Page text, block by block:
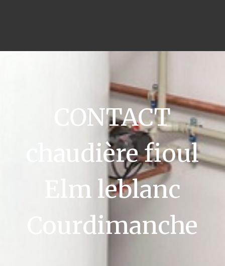
CONTACT
chaudière fioul
Elm leblanc
Courdimanche